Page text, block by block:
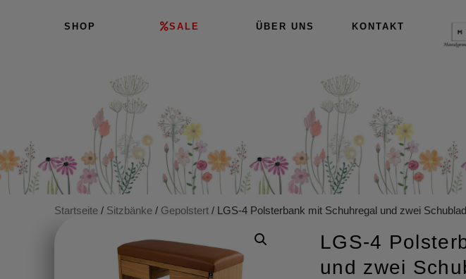
SHOP SALE ÜBER UNS KONTAKT
Startseite / Sitzbänke / Gepolstert / LGS-4 Polsterbank mit Schuhregal und zwei
LGS-4
und zwei